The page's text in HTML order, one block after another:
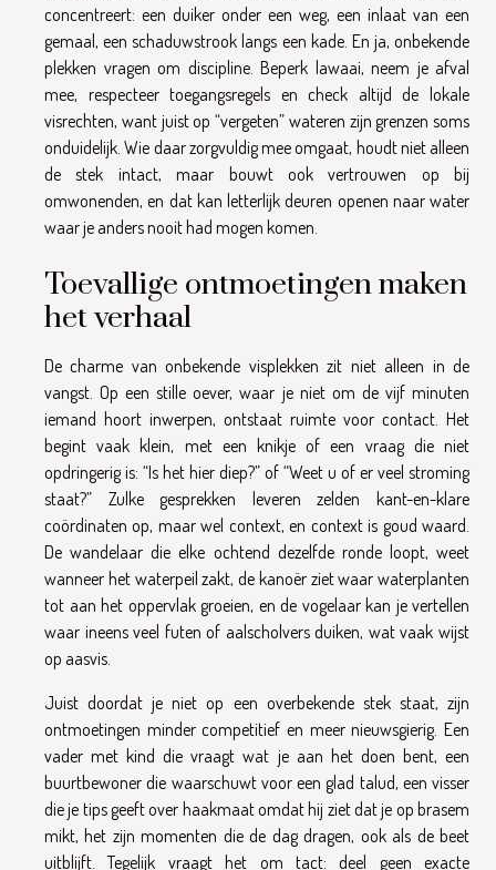
concentreert: een duiker onder een weg, een inlaat van een
gemaal, een schaduwstrook langs een kade. En ja, onbekende
plekken vragen om discipline. Beperk lawaai, neem je afval
mee, respecteer toegangsregels en check altijd de lokale
visrechten, want juist op “vergeten” wateren zijn grenzen soms
onduidelijk. Wie daar zorgvuldig mee omgaat, houdt niet alleen
de stek intact, maar bouwt ook vertrouwen op bij
omwonenden, en dat kan letterlijk deuren openen naar water
waar je anders nooit had mogen komen.
Toevallige ontmoetingen maken
het verhaal
De charme van onbekende visplekken zit niet alleen in de
vangst. Op een stille oever, waar je niet om de vijf minuten
iemand hoort inwerpen, ontstaat ruimte voor contact. Het
begint vaak klein, met een knikje of een vraag die niet
opdringerig is: “Is het hier diep?” of “Weet u of er veel stroming
staat?” Zulke gesprekken leveren zelden kant-en-klare
coördinaten op, maar wel context, en context is goud waard.
De wandelaar die elke ochtend dezelfde ronde loopt, weet
wanneer het waterpeil zakt, de kanoër ziet waar waterplanten
tot aan het oppervlak groeien, en de vogelaar kan je vertellen
waar ineens veel futen of aalscholvers duiken, wat vaak wijst
op aasvis.
Juist doordat je niet op een overbekende stek staat, zijn
ontmoetingen minder competitief en meer nieuwsgierig. Een
vader met kind die vraagt wat je aan het doen bent, een
buurtbewoner die waarschuwt voor een glad talud, een visser
die je tips geeft over haakmaat omdat hij ziet dat je op brasem
mikt, het zijn momenten die de dag dragen, ook als de beet
uitblijft. Tegelijk vraagt het om tact: deel geen exacte